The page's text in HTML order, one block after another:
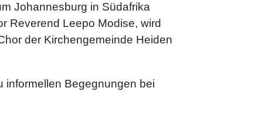
Johannesburg in Südafrika
Reverend Leepo Modise, wird
der Kirchengemeinde Heiden
informellen Begegnungen bei